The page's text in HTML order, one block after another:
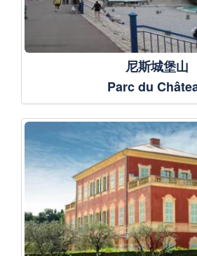
尼斯城堡山
Parc du